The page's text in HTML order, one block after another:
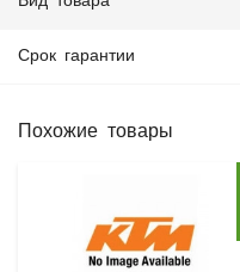
Срок гарантии
Похожие товары